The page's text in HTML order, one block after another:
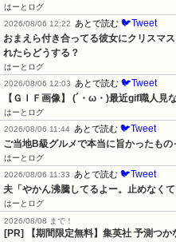
はーとログ
2026/08/06 12:22
あとで読む 🐦Tweet
おまえら付き合ってる彼女にクリスマ
れたらどうする？
はーとログ
2026/08/06 12:03
あとで読む 🐦Tweet
【ＧＩＦ画像】 (´・ω・)最近gif職人見
はーとログ
2026/08/06 11:44 あとで読む 🐦Tweet
ご当地B級グルメで本当に旨かったもの
はーとログ
2026/08/06 11:33
あとで読む 🐦Tweet
夫「やかん沸騰してるよー。止めなくて
はーとログ
2026/08/08 まで！
[PR] 【期間限定無料】集英社 予測つ